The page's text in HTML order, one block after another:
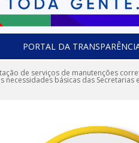
PORTAL DA
de serviços de manutenções
básicas das Secretarias